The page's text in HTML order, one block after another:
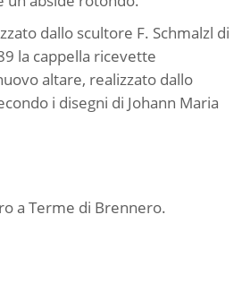
dallo scultore F. Schmalzl di
la cappella ricevette
altare, realizzato dallo
i disegni di Johann Maria
a Terme di Brennero.